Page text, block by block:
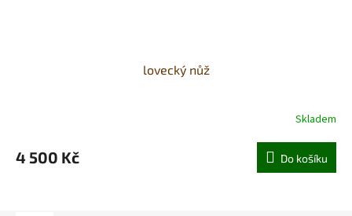
lovecký nůž
Skladem
4 500 Kč Do košíku